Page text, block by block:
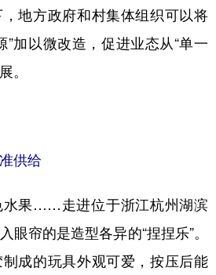
地方政府和村集体组织可以将
”加以微改造，促进业态从“单一
。
供给
果……走进位于浙江杭州湖滨
眼帘的是造型各异的“捏捏乐”。
成的玩具外观可爱，按压后能